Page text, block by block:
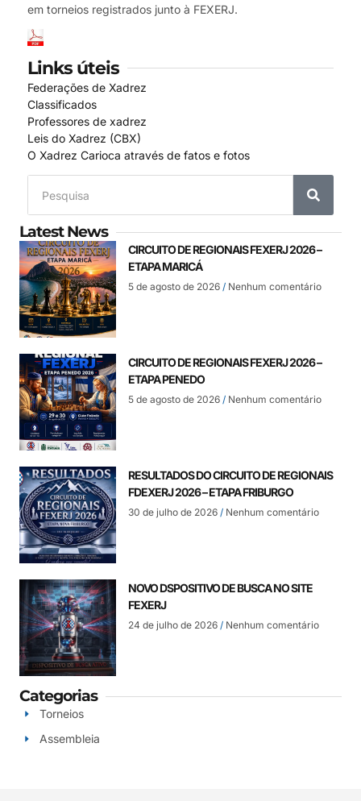
em torneios registrados junto à FEXERJ.
Links úteis
Federações de Xadrez
Classificados
Professores de xadrez
Leis do Xadrez (CBX)
O Xadrez Carioca através de fatos e fotos
Latest News
CIRCUITO DE REGIONAIS FEXERJ 2026 –
ETAPA MARICÁ
5 de agosto de 2026 Nenhum comentário
CIRCUITO DE REGIONAIS FEXERJ 2026 –
ETAPA PENEDO
5 de agosto de 2026 Nenhum comentário
RESULTADOS DO CIRCUITO DE REGIONAIS
FDEXERJ 2026 – ETAPA FRIBURGO
30 de julho de 2026 Nenhum comentário
NOVO DSPOSITIVO DE BUSCA NO SITE
FEXERJ
24 de julho de 2026 Nenhum comentário
Categorias
Torneios
Assembleia